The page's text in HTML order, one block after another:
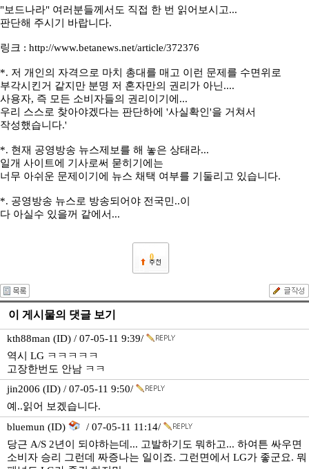
"보드나라" 여러분들께서도 직접 한 번 읽어보시고...
판단해 주시기 바랍니다.
링크 : http://www.betanews.net/article/372376
*. 저 개인의 자격으로 마치 총대를 매고 이런 문제를 수면위로
부각시킨거 같지만 분명 저 혼자만의 권리가 아닌....
사용자, 즉 모든 소비자들의 권리이기에...
우리 스스로 찾아야겠다는 판단하에 '사실확인'을 거쳐서
작성했습니다.'
*. 현재 공영방송 뉴스제보를 해 놓은 상태라...
일개 사이트에 기사로써 묻히기에는
너무 아쉬운 문제이기에 뉴스 채택 여부를 기둘리고 있습니다.
*. 공영방송 뉴스로 방송되어야 전국민..이
다 아실수 있을꺼 같에서...
0
이 게시물의 댓글 보기
kth88man (ID) / 07-05-11 9:39/
역시 LG ㅋㅋㅋㅋㅋ
고장한번도 안남 ㅋㅋ
jin2006 (ID) / 07-05-11 9:50/
예..읽어 보겠습니다.
bluemun (ID)
/ 07-05-11 11:14/
당근 A/S 2년이 되야하는데... 고발하기도 뭐하고... 하여튼 싸우면
소비자 승리 그런데 짜증나는 일이죠. 그런면에서 LG가 좋군요. 뭐